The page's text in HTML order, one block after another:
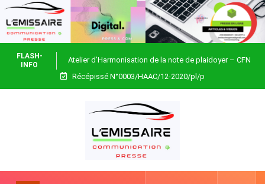
FLASH-
INFO
Atelier d’Harmonisation de la note de plaidoyer – CFN
Togo
Récépissé N°0003/HAAC/12-2020/pl/p